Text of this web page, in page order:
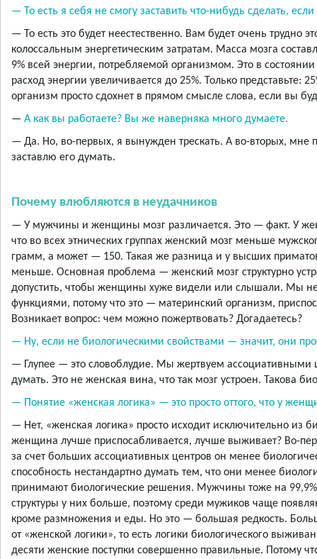
— То есть я себя не смогу заставить что-нибудь сделать,
— То есть это будет неестественно. Вам будет очень трудно
колоссальным энергетическим затратам. Масса мозга
9% всей энергии, потребляемой организмом. Это в
расход энергии увеличивается до 25%. Только представьте:
организм просто сдохнет в прямом смысле слова, если вы
— А как вы работаете? Вы же наверняка много думаете.
— Да. Но, во-первых, я вынужден трескать. А во-вторых, мне
заставлю его думать.
Почему влюбляются в неудачников
— У мужчины и женщины мозг различается. Это — факт. У
что во всех этнических группах женский мозг меньше
грамм, а может — 150. Такая же разница и у высших
меньше. Основная проблема — женский мозг структурно
допустить, чтобы женщины хуже видели или слышали. Мы
функциями, потому что это — материнский организм,
Возникает вопрос: чем можно пожертвовать? Догадаетесь?
— Ну, если не биологическими свойствами — значит, они
— Глупее — это словоблудие. Мы жертвуем
думать. Это не женская вина, что так мозг устроен. Такова
— Понятие «женская логика» — это просто оттого, что у
— Нет, «женская логика» просто исходит исключительно из
женщина лучше приспосабливается, лучше выживает? Во-
за счет больших ассоциативных центров он менее
способность нестандартно думать тем, что они менее
принимают биологические решения. Мужчины тоже на
структуры у них больше, поэтому среди мужиков чаще
кроме размножения и еды. Но это — большая редкость.
от «женской логики», то есть логики биологического
десяти женские поступки совершенно правильные. Потому